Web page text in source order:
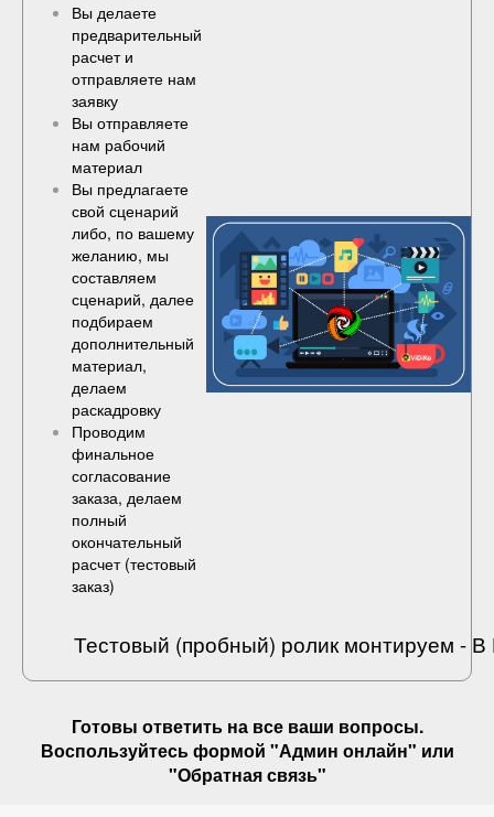
Вы делаете
предварительный
расчет и
отправляете нам
заявку
Вы отправляете
нам рабочий
материал
Вы предлагаете
свой сценарий
либо, по вашему
желанию, мы
составляем
сценарий, далее
подбираем
дополнительный
материал,
делаем
раскадровку
Проводим
финальное
согласование
заказа, делаем
полный
окончательный
расчет (тестовый
заказ)
Тестовый (пробный) ролик монтируем -
Готовы ответить на все ваши вопросы.
Воспользуйтесь формой "Админ онлайн" или
"Обратная связь"